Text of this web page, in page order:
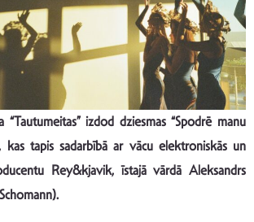
izdod dziesmas “Spodrē manu
kas tapis sadarbībā ar vācu elektroniskās un
Rey&kjavik, īstajā vārdā Aleksandrs